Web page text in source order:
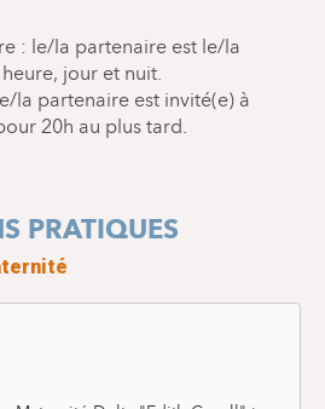
: le/la partenaire est le/la
jour et nuit.
la partenaire est invité(e) à
20h au plus tard.
PRATIQUES